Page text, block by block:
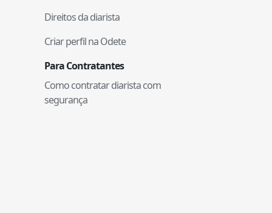
Direitos da diarista
Criar perfil na Odete
Para Contratantes
Como contratar diarista com
segurança